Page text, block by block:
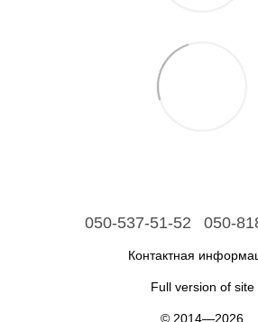
050-537-51-52 050-
Контактная
Full version of site
© 2014—2026